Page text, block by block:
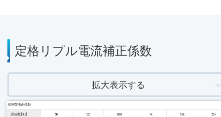
定格リプル電流補正係数
拡大表示する
周波数補正係数
周波数 [Hz] 50 120 300 1k 10k 50k